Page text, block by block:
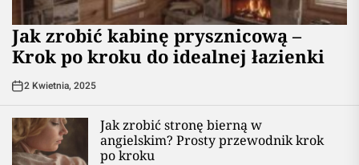
Jak zrobić kabinę prysznicową –
Krok po kroku do idealnej łazienki
2 Kwietnia, 2025
Jak zrobić stronę bierną w
angielskim? Prosty przewodnik krok
po kroku